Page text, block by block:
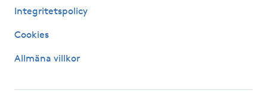
Kemisk peeling
Keratinbehandling
Integritetspolicy
Cookies
Allmäna villkor